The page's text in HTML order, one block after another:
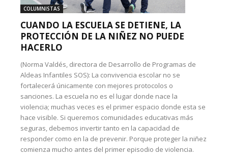
COLUMNISTAS
CUANDO LA ESCUELA SE DETIENE, LA
PROTECCIÓN DE LA NIÑEZ NO PUEDE
HACERLO
(Norma Valdés, directora de Desarrollo de Programas de
Aldeas Infantiles SOS): La convivencia escolar no se
fortalecerá únicamente con mejores protocolos o
sanciones. La escuela no es el lugar donde nace la
violencia; muchas veces es el primer espacio donde esta se
hace visible. Si queremos comunidades educativas más
seguras, debemos invertir tanto en la capacidad de
responder como en la de prevenir. Porque proteger la niñez
comienza mucho antes del primer episodio de violencia.